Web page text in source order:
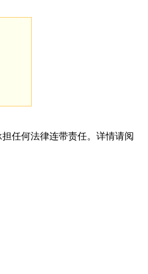
任何法律连带责任。详情请阅